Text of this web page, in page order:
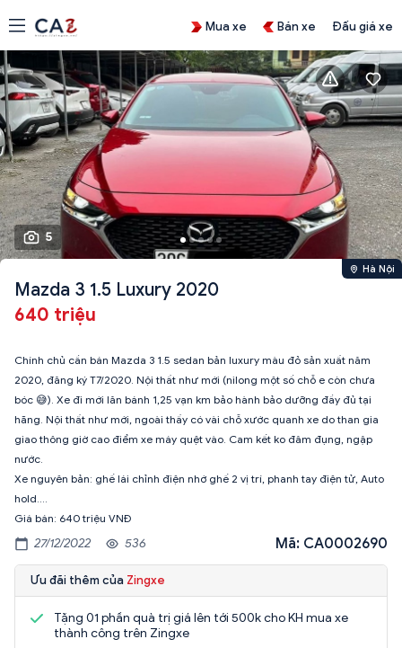
Mua xe Bán xe Đấu giá xe
5
Hà Nội
Mazda 3 1.5 Luxury 2020
640 triệu
Chính chủ cần bán Mazda 3 1.5 sedan bản luxury màu đỏ sản xuất năm
2020, đăng ký T7/2020. Nội thất như mới (nilong một số chỗ e còn chưa
bóc 😅). Xe đi mới lăn bánh 1,25 vạn km bảo hành bảo dưỡng đầy đủ tại
hãng. Nội thất như mới, ngoài thấy có vài chỗ xước quanh xe do than gia
giao thông giờ cao điểm xe máy quệt vào. Cam kết ko đâm đụng, ngập
nước.
Xe nguyên bản: ghế lái chỉnh điện nhớ ghế 2 vị trí, phanh tay điện tử, Auto
hold....
27/12/2022 536 Mã: CA0002690
Ưu đãi thêm của Zingxe
Tặng 01 phần quà trị giá lên tới 500k cho KH mua xe
thành công trên Zingxe